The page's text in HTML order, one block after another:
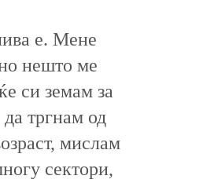
е. Мене
нешто ме
си земам за
да тргнам од
мислам
сектори,